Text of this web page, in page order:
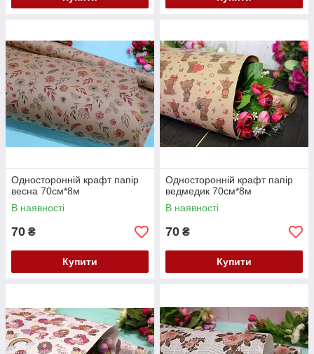
Односторонній крафт папір
весна 70см*8м
В наявності
70 ₴
Купити
Односторонній крафт папір
ведмедик 70см*8м
В наявності
70 ₴
Купити